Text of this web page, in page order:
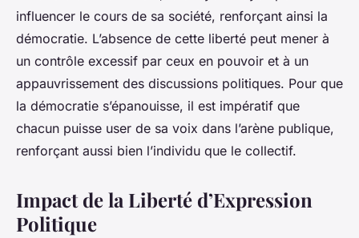
influencer le cours de sa société, renforçant ainsi la
démocratie. L’absence de cette liberté peut mener à
un contrôle excessif par ceux en pouvoir et à un
appauvrissement des discussions politiques. Pour que
la démocratie s’épanouisse, il est impératif que
chacun puisse user de sa voix dans l’arène publique,
renforçant aussi bien l’individu que le collectif.
Impact de la Liberté d’Expression
Politique